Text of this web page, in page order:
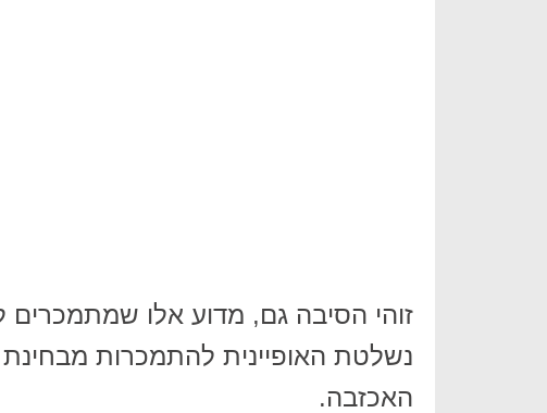
זוהי הסיבה גם, מדוע אלו שמתמכרים
נשלטת האופיינית להתמכרות
האכזבה.